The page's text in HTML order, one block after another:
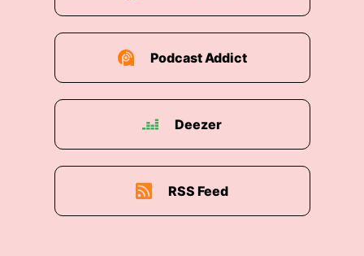
Podcast Addict
Deezer
RSS Feed